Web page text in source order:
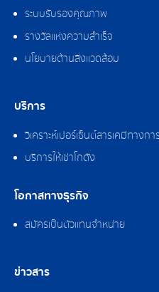
ระบบรับรองคุณภาพ
รางวัลแห่งความสำเร็จ
นโยบายด้านสิ่งแวดล้อม
บริการ
วิเคราะห์เปอร์เซ็นต์สารเคมีทางก
บริการให้เช่าโกดัง
โอกาสทางธุรกิจ
สมัครเป็นตัวแทนจำหน่าย
ข่าวสาร